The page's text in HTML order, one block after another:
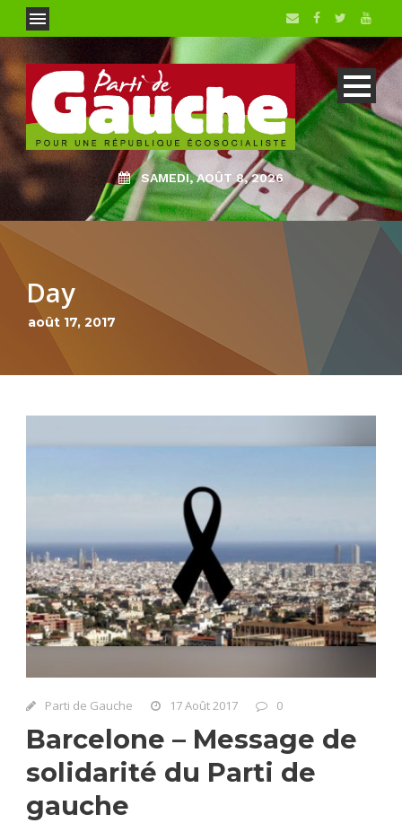
SAMEDI, AOÛT 8, 2026
Day
août 17, 2017
Parti de Gauche 17 Août 2017 0
Barcelone – Message de
solidarité du Parti de
gauche